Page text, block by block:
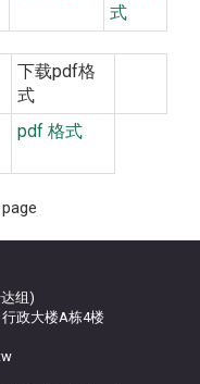
式
下载pdf格
式
pdf 格式
组)
政大楼A栋4楼